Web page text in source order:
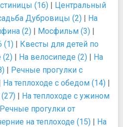
(16) | Центральный
Дубровицы (2) | На
(2) | Мосфильм (3) |
(1) | Квесты для детей по
(2) | На велосипеде (2) | На
| Речные прогулки с
На теплоходе с обедом (14) |
| На теплоходе с ужином
Речные прогулки от
на теплоходе (15) | На